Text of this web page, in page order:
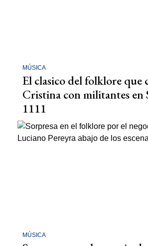
MÚSICA
El clasico del folklore que
Cristina con militantes en
1111
MÚSICA